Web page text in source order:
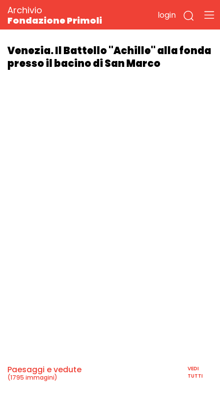
Archivio
Fondazione Primoli
login
Venezia. Il Battello "Achille" alla fonda
presso il bacino di San Marco
Paesaggi e vedute
(1795 immagini)
VEDI
TUTTI